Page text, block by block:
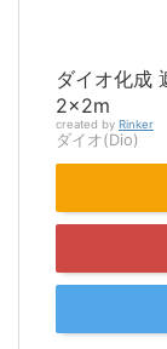
ダイオ化成
2×2m
created by Rinker
ダイオ(Dio)